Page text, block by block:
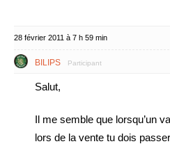
28 février 2011 à 7 h 59 min
BILIPS Participant
Salut,
Il me semble que lorsqu’un
lors de la vente tu dois